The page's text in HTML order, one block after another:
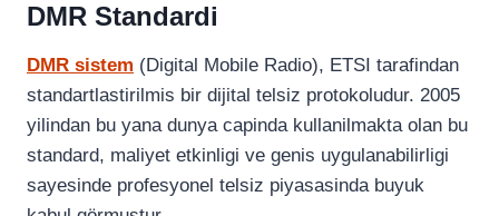
DMR Standardi
DMR sistem (Digital Mobile Radio), ETSI tarafindan
standartlastirilmis bir dijital telsiz protokoludur. 2005
yilindan bu yana dunya capinda kullanilmakta olan bu
standard, maliyet etkinligi ve genis uygulanabilirligi
sayesinde profesyonel telsiz piyasasinda buyuk